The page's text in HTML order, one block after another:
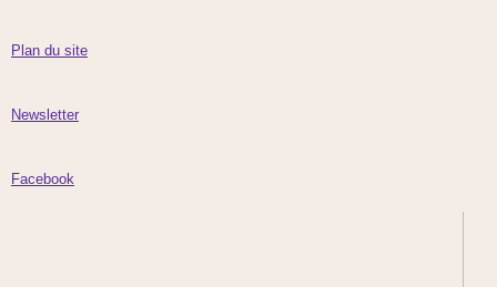
Plan du site
Newsletter
Facebook